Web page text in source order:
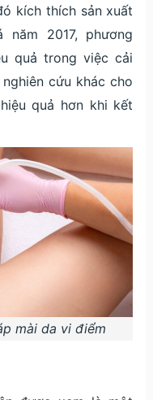
kích thích sản xuất
năm 2017, phương
quả trong việc cải
cứu khác cho
quả hơn khi kết
mài da vi điểm